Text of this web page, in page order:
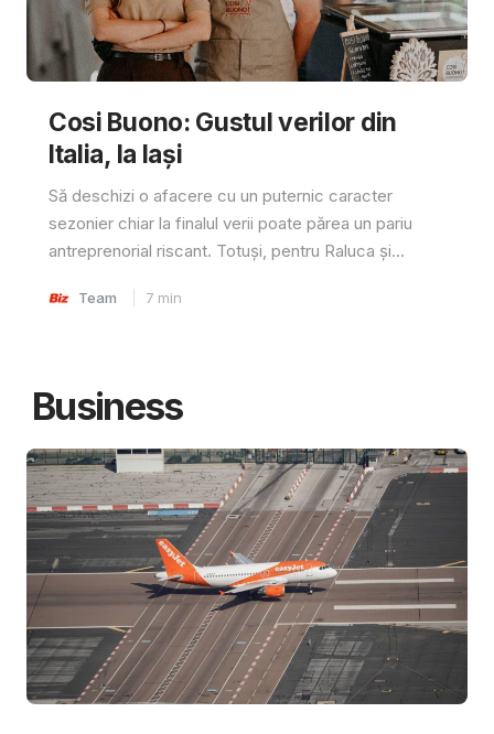
Cosi Buono: Gustul verilor din
Italia, la Iași
Să deschizi o afacere cu un puternic caracter
sezonier chiar la finalul verii poate părea un pariu
antreprenorial riscant. Totuși, pentru Raluca și...
Team 7 min
Business